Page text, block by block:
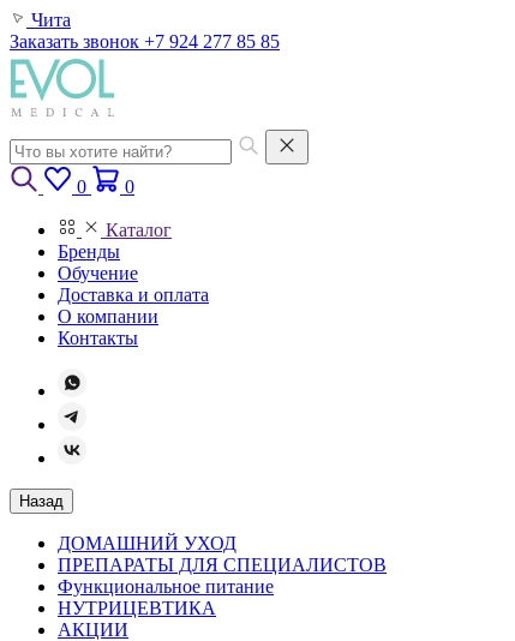
Чита
Заказать звонок +7 924 277 85 85
0 0
Каталог
Бренды
Обучение
Доставка и оплата
О компании
Контакты
Назад
ДОМАШНИЙ УХОД
ПРЕПАРАТЫ ДЛЯ СПЕЦИАЛИСТОВ
Функциональное питание
НУТРИЦЕВТИКА
АКЦИИ